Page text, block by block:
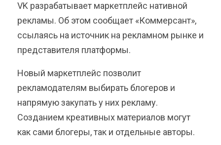
VK разрабатывает маркетплейс нативной
рекламы. Об этом сообщает «Коммерсант»,
ссылаясь на источник на рекламном рынке и
представителя платформы.
Новый маркетплейс позволит
рекламодателям выбирать блогеров и
напрямую закупать у них рекламу.
Созданием креативных материалов могут
как сами блогеры, так и отдельные авторы.